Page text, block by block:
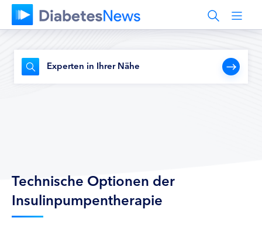
Experten in Ihrer Nähe
Technische Optionen der
Insulinpumpentherapie